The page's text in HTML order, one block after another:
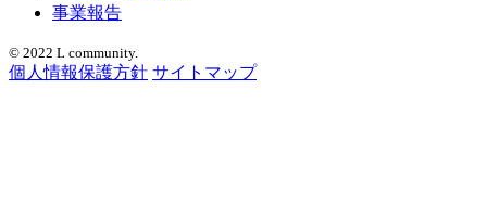
事業報告
© 2022 L community.
個人情報保護方針 サイトマップ